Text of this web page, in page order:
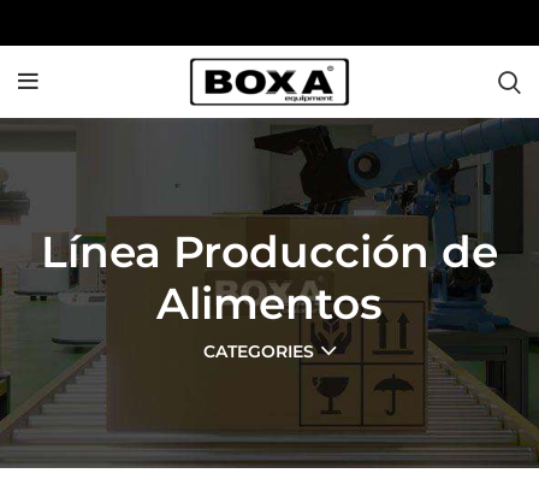
Línea Producción de
Alimentos
CATEGORIES